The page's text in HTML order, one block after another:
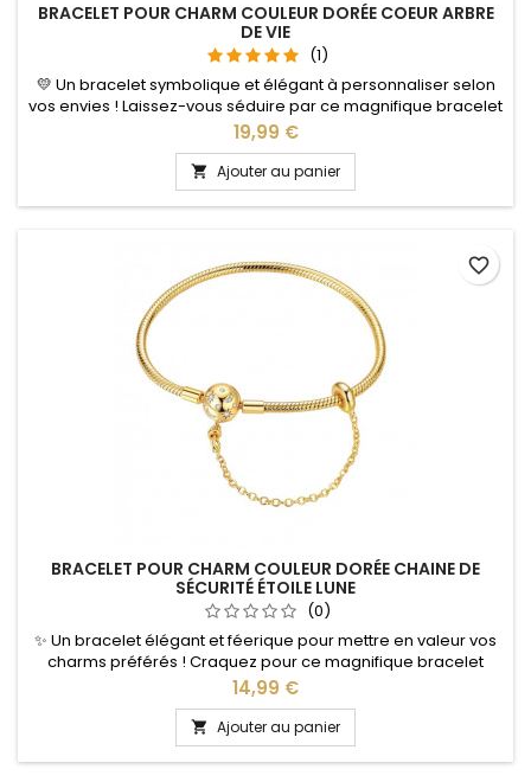
BRACELET POUR CHARM COULEUR DORÉE COEUR ARBRE
DE VIE
(1)
💛 Un bracelet symbolique et élégant à personnaliser selon
vos envies ! Laissez-vous séduire par ce magnifique bracelet
pour charms doré, délicatement décoré d’un pendentif
cœur avec motif Arbre de Vie. Un symbole fort représentant
la famille, l’amour, les liens et les souvenirs précieux. Grâce à
son design intemporel, ce bracelet peut accueillir vos...
Prix
19,99 €
 Ajouter au panier
BRACELET POUR CHARM COULEUR DORÉE CHAINE DE
SÉCURITÉ ÉTOILE LUNE
(0)
✨ Un bracelet élégant et féerique pour mettre en valeur vos
charms préférés ! Craquez pour ce magnifique bracelet
pour charms doré, sublimé par une délicate chaîne de
sécurité ornée d’étoiles et de lunes. Son design raffiné
apporte une touche romantique et lumineuse au poignet,
tout en permettant de personnaliser votre bracelet au gré de
vos envies....
Prix
14,99 €
 Ajouter au panier
favorite_border